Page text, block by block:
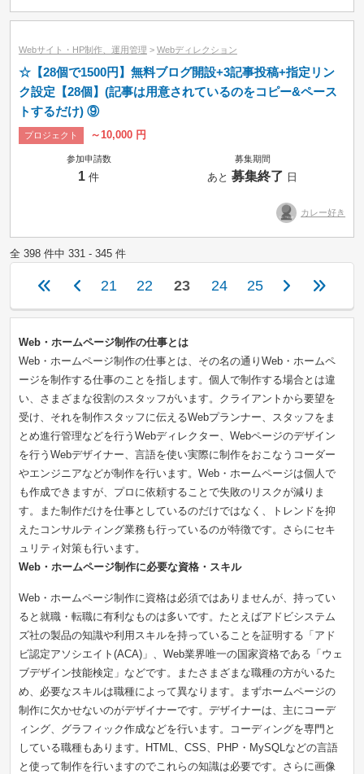
Webサイト・HP制作、運用管理 > Webディレクション
☆【28個で1500円】無料ブログ開設+3記事投稿+指定リン
ク設定【28個】(記事は用意されているのをコピー&ペース
トするだけ) ⑨
プロジェクト ～10,000 円
参加申請数
1 件
募集期間
あと募集終了 日
カレー好き
全 398 件中 331 - 345 件
21 22 23 24 25
Web・ホームページ制作の仕事とは
Web・ホームページ制作の仕事とは、その名の通りWeb・ホームペ
ージを制作する仕事のことを指します。個人で制作する場合とは違
い、さまざまな役割のスタッフがいます。クライアントから要望を
受け、それを制作スタッフに伝えるWebプランナー、スタッフをま
とめ進行管理などを行うWebディレクター、Webページのデザイン
を行うWebデザイナー、言語を使い実際に制作をおこなうコーダー
やエンジニアなどが制作を行います。Web・ホームページは個人で
も作成できますが、プロに依頼することで失敗のリスクが減りま
す。また制作だけを仕事としているのだけではなく、トレンドを抑
えたコンサルティング業務も行っているのが特徴です。さらにセキ
ュリティ対策も行います。
Web・ホームページ制作に必要な資格・スキル
Web・ホームページ制作に資格は必須ではありませんが、持ってい
ると就職・転職に有利なものは多いです。たとえばアドビシステム
ズ社の製品の知識や利用スキルを持っていることを証明する「アド
ビ認定アソシエイト(ACA)」、Web業界唯一の国家資格である「ウェ
ブデザイン技能検定」などです。またさまざまな職種の方がいるた
め、必要なスキルは職種によって異なります。まずホームページの
制作に欠かせないのがデザイナーです。デザイナーは、主にコーデ
ィング、グラフィック作成などを行います。コーディングを専門と
している職種もあります。HTML、CSS、PHP・MySQLなどの言語
と使って制作を行いますのでこれらの知識は必要です。さらに画像